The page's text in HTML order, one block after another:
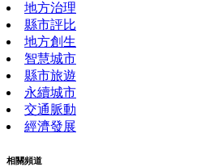
地方治理
縣市評比
地方創生
智慧城市
縣市旅遊
永續城市
交通脈動
經濟發展
相關頻道